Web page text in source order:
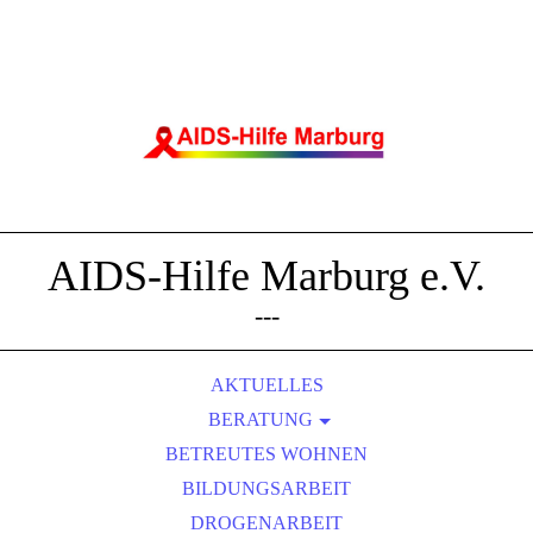
AIDS-Hilfe Marburg e.V.
---
AKTUELLES
BERATUNG
ÄRZT*INNEN-INFOS
JVA
BETREUTES WOHNEN
BILDUNGSARBEIT
DROGENARBEIT